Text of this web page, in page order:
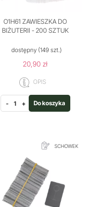
O1H61 ZAWIESZKA DO
BIŻUTERII - 200 SZTUK
dostępny(149 szt.)
20,90 zł
OPIS
- + Do koszyka
SCHOWEK